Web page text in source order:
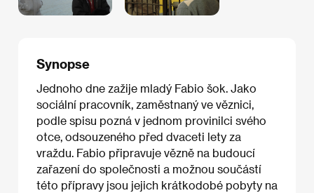
Synopse
Jednoho dne zažije mladý Fabio šok. Jako
sociální pracovník, zaměstnaný ve věznici,
podle spisu pozná v jednom provinilci svého
otce, odsouzeného před dvaceti lety za
vraždu. Fabio připravuje vězně na budoucí
zařazení do společnosti a možnou součástí
této přípravy jsou jejich krátkodobé pobyty na